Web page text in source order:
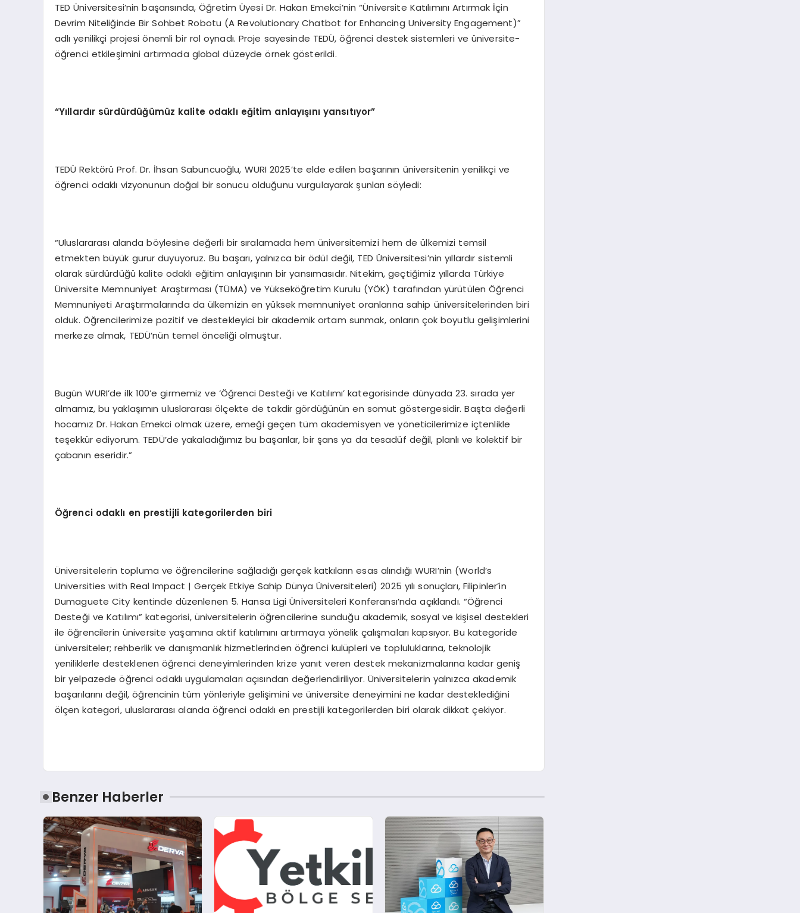
TED Üniversitesi’nin başarısında, Öğretim Üyesi Dr. Hakan Emekci’nin “Üniversite Katılımını Artırmak İçin
Devrim Niteliğinde Bir Sohbet Robotu (A Revolutionary Chatbot for Enhancing University Engagement)”
adlı yenilikçi projesi önemli bir rol oynadı. Proje sayesinde TEDÜ, öğrenci destek sistemleri ve üniversite-
öğrenci etkileşimini artırmada global düzeyde örnek gösterildi.
“Yıllardır sürdürdüğümüz kalite odaklı eğitim anlayışını yansıtıyor”
TEDÜ Rektörü Prof. Dr. İhsan Sabuncuoğlu, WURI 2025’te elde edilen başarının üniversitenin yenilikçi ve
öğrenci odaklı vizyonunun doğal bir sonucu olduğunu vurgulayarak şunları söyledi:
“Uluslararası alanda böylesine değerli bir sıralamada hem üniversitemizi hem de ülkemizi temsil
etmekten büyük gurur duyuyoruz. Bu başarı, yalnızca bir ödül değil, TED Üniversitesi’nin yıllardır sistemli
olarak sürdürdüğü kalite odaklı eğitim anlayışının bir yansımasıdır. Nitekim, geçtiğimiz yıllarda Türkiye
Üniversite Memnuniyet Araştırması (TÜMA) ve Yükseköğretim Kurulu (YÖK) tarafından yürütülen Öğrenci
Memnuniyeti Araştırmalarında da ülkemizin en yüksek memnuniyet oranlarına sahip üniversitelerinden biri
olduk. Öğrencilerimize pozitif ve destekleyici bir akademik ortam sunmak, onların çok boyutlu gelişimlerini
merkeze almak, TEDÜ’nün temel önceliği olmuştur.
Bugün WURI’de ilk 100’e girmemiz ve ‘Öğrenci Desteği ve Katılımı’ kategorisinde dünyada 23. sırada yer
almamız, bu yaklaşımın uluslararası ölçekte de takdir gördüğünün en somut göstergesidir. Başta değerli
hocamız Dr. Hakan Emekci olmak üzere, emeği geçen tüm akademisyen ve yöneticilerimize içtenlikle
teşekkür ediyorum. TEDÜ’de yakaladığımız bu başarılar, bir şans ya da tesadüf değil, planlı ve kolektif bir
çabanın eseridir.”
Öğrenci odaklı en prestijli kategorilerden biri
Üniversitelerin topluma ve öğrencilerine sağladığı gerçek katkıların esas alındığı WURI’nin (World’s
Universities with Real Impact | Gerçek Etkiye Sahip Dünya Üniversiteleri) 2025 yılı sonuçları, Filipinler’in
Dumaguete City kentinde düzenlenen 5. Hansa Ligi Üniversiteleri Konferansı’nda açıklandı. “Öğrenci
Desteği ve Katılımı” kategorisi, üniversitelerin öğrencilerine sunduğu akademik, sosyal ve kişisel destekleri
ile öğrencilerin üniversite yaşamına aktif katılımını artırmaya yönelik çalışmaları kapsıyor. Bu kategoride
üniversiteler; rehberlik ve danışmanlık hizmetlerinden öğrenci kulüpleri ve topluluklarına, teknolojik
yeniliklerle desteklenen öğrenci deneyimlerinden krize yanıt veren destek mekanizmalarına kadar geniş
bir yelpazede öğrenci odaklı uygulamaları açısından değerlendiriliyor. Üniversitelerin yalnızca akademik
başarılarını değil, öğrencinin tüm yönleriyle gelişimini ve üniversite deneyimini ne kadar desteklediğini
ölçen kategori, uluslararası alanda öğrenci odaklı en prestijli kategorilerden biri olarak dikkat çekiyor.
Benzer Haberler